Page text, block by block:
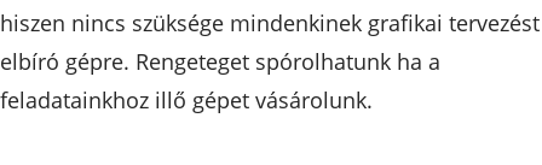
hiszen nincs szüksége mindenkinek grafikai
elbíró gépre. Rengeteget spórolhatunk ha a
feladatainkhoz illő gépet vásárolunk.